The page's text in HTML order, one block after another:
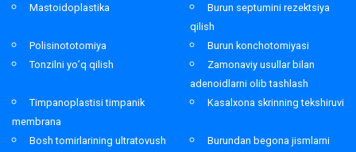
Mastoidoplastika
Burun septumini rezektsiya
qilish
Polisinototomiya
Burun konchotomiyasi
Tonzilni yo’q qilish
Zamonaviy usullar bilan
adenoidlarni olib tashlash
Timpanoplastisi timpanik
membrana
Kasalxona skrinning tekshiruvi
Bosh tomirlarining ultratovush
Burundan begona jismlarni